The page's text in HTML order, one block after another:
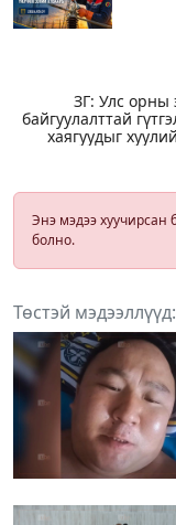
ЗГ: Улс орны
байгуулалттай
хаягуудыг
Энэ мэдээ хуучирсан
болно.
Төстэй мэдээллүүд: